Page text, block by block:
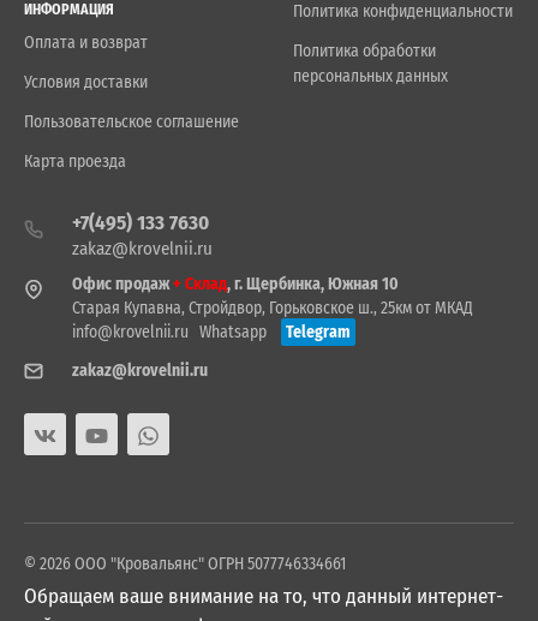
ИНФОРМАЦИЯ
Оплата и возврат
Условия доставки
Пользовательское соглашение
Карта проезда
Политика конфиденциальности
Политика обработки
персональных данных
+7(495) 133 7630
zakaz@krovelnii.ru
Офис продаж+ Склад, г. Щербинка, Южная 10
Старая Купавна, Стройдвор, Горьковское ш., 25км от МКАД
info@krovelnii.ru Whatsapp
Telegram
zakaz@krovelnii.ru
© 2026 ООО "Кровальянс" ОГРН 5077746334661
Обращаем ваше внимание на то, что данный интернет-